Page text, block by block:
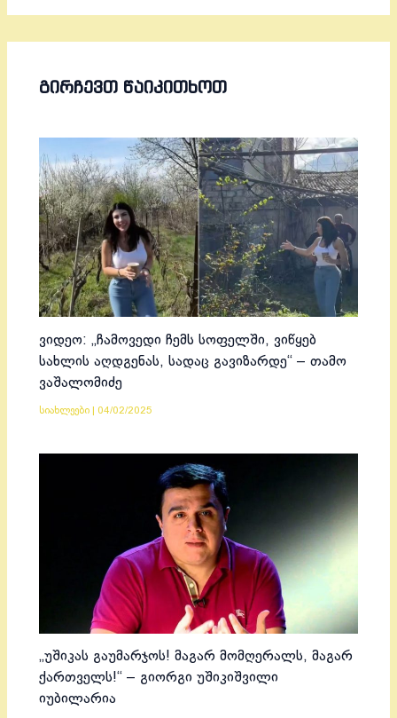
ᲒᲘᲠᲩᲔᲕᲗ ᲬᲐᲘᲙᲘᲗᲮᲝᲗ
ვიდეო: „ჩამოვედი ჩემს სოფელში, ვიწყებ
სახლის აღდგენას, სადაც გავიზარდე“ – თამო
ვაშალომიძე
სიახლეები 04/02/2025
„უშიკას გაუმარჯოს! მაგარ მომღერალს, მაგარ
ქართველს!“ – გიორგი უშიკიშვილი
იუბილარია